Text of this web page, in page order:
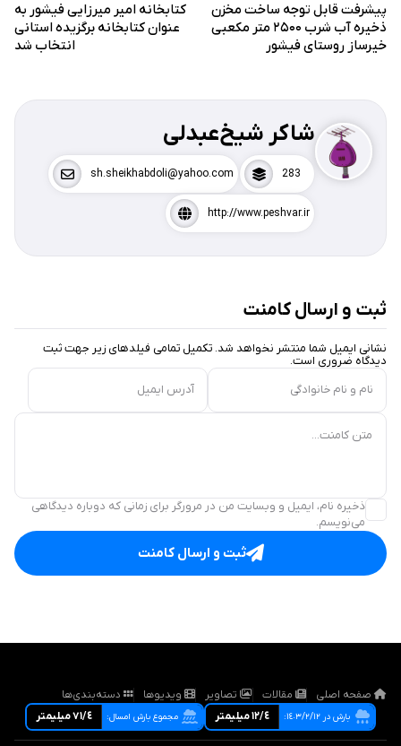
پیشرفت قابل توجه ساخت مخزن
ذخیره آب شرب ۲۵۰۰ متر مکعبی
خیرساز روستای فیشور
کتابخانه امیر میرزایی فیشور به
عنوان کتابخانه برگزیده استانی
انتخاب شد
شاکر شیخ‌عبدلی
283
sh.sheikhabdoli@yahoo.com
http://www.peshvar.ir
ثبت و ارسال کامنت
نشانی ایمیل شما منتشر نخواهد شد. تکمیل تمامی فیلد‌های زیر جهت ثبت
دیدگاه ضروری است.
نام و نام خانوادگی
آدرس ایمیل
متن کامنت...
ذخیره نام، ایمیل و وبسایت من در مرورگر برای زمانی که دوباره دیدگاهی
می‌نویسم.
ثبت و ارسال کامنت
صفحه اصلی مقالات تصاویر ویدیوها دسته‌بندی‌ها
بارش در ١٤٠٣/٢/١٢: ١٢/٤ ميليمتر مجموع بارش امسال: ٧١/٤ ميليمتر